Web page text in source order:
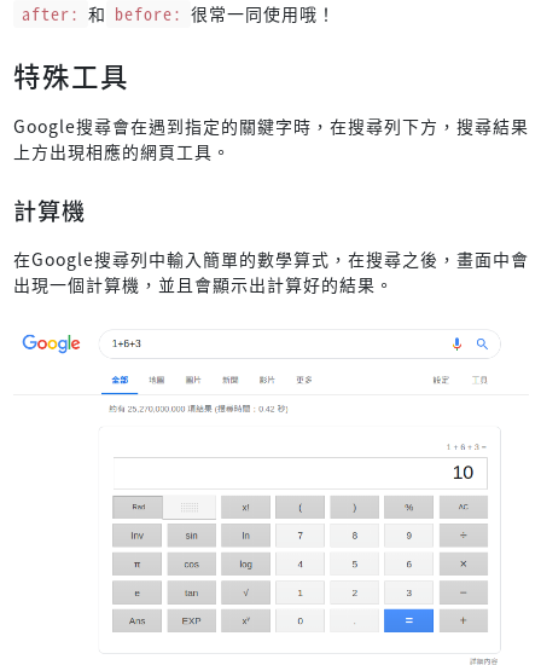
after: 和 before: 很常一同使用哦！
特殊工具
Google搜尋會在遇到指定的關鍵字時，在搜尋列下方，搜尋結果
上方出現相應的網頁工具。
計算機
在Google搜尋列中輸入簡單的數學算式，在搜尋之後，畫面中會
出現一個計算機，並且會顯示出計算好的結果。